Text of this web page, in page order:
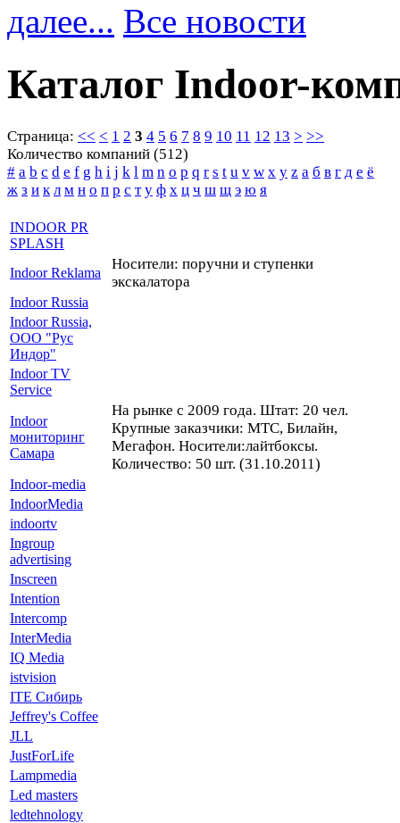
далее... Все новости
Каталог Indoor-
Страница: << < 1 2 3 4 5 6 7 8 9 10 11 12 13 > >>
Количество компаний (512)
# a b c d e f g h i j k l m n o p q r s t u v w x y z а б в г д е ё
ж з и к л м н о п р с т у ф х ц ч ш щ э ю я
INDOOR PR
SPLASH
Indoor Reklama
Носители: поручни и ступенки
экскалатора
Indoor Russia
Indoor Russia,
ООО "Рус
Индор"
Indoor TV
Service
Indoor
мониторинг
Самара
На рынке с 2009 года. Штат: 20 чел.
Крупные заказчики: МТС, Билайн,
Мегафон. Носители:лайтбоксы.
Количество: 50 шт. (31.10.2011)
Indoor-media
IndoorMedia
indoortv
Ingroup
advertising
Inscreen
Intention
Intercomp
InterMedia
IQ Media
istvision
ITE Сибирь
Jeffrey's Coffee
JLL
JustForLife
Lampmedia
Led masters
ledtehnology